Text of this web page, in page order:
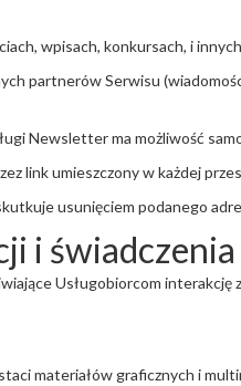
wpisach, konkursach, i
partnerów Serwisu
Newsletter ma możliwość
link umieszczony w każdej
usunięciem podanego
i świadczenia
Usługobiorcom interakcję
materiałów graficznych i